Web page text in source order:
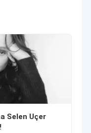
Selen Uçer